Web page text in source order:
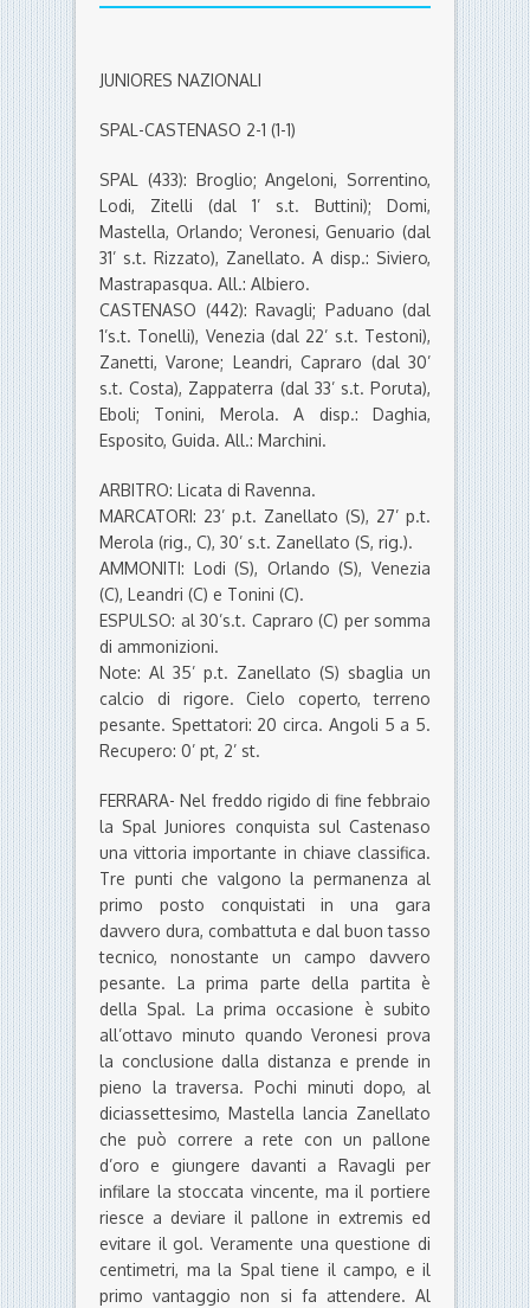
JUNIORES NAZIONALI
SPAL-CASTENASO 2-1 (1-1)
SPAL (433): Broglio; Angeloni, Sorrentino,
Lodi, Zitelli (dal 1’ s.t. Buttini); Domi,
Mastella, Orlando; Veronesi, Genuario (dal
31’ s.t. Rizzato), Zanellato. A disp.: Siviero,
Mastrapasqua. All.: Albiero.
CASTENASO (442): Ravagli; Paduano (dal
1’s.t. Tonelli), Venezia (dal 22’ s.t. Testoni),
Zanetti, Varone; Leandri, Capraro (dal 30’
s.t. Costa), Zappaterra (dal 33’ s.t. Poruta),
Eboli; Tonini, Merola. A disp.: Daghia,
Esposito, Guida. All.: Marchini.
ARBITRO: Licata di Ravenna.
MARCATORI: 23’ p.t. Zanellato (S), 27’ p.t.
Merola (rig., C), 30’ s.t. Zanellato (S, rig.).
AMMONITI: Lodi (S), Orlando (S), Venezia
(C), Leandri (C) e Tonini (C).
ESPULSO: al 30’s.t. Capraro (C) per somma
di ammonizioni.
Note: Al 35’ p.t. Zanellato (S) sbaglia un
calcio di rigore. Cielo coperto, terreno
pesante. Spettatori: 20 circa. Angoli 5 a 5.
Recupero: 0’ pt, 2’ st.
FERRARA- Nel freddo rigido di fine febbraio
la Spal Juniores conquista sul Castenaso
una vittoria importante in chiave classifica.
Tre punti che valgono la permanenza al
primo posto conquistati in una gara
davvero dura, combattuta e dal buon tasso
tecnico, nonostante un campo davvero
pesante. La prima parte della partita è
della Spal. La prima occasione è subito
all’ottavo minuto quando Veronesi prova
la conclusione dalla distanza e prende in
pieno la traversa. Pochi minuti dopo, al
diciassettesimo, Mastella lancia Zanellato
che può correre a rete con un pallone
d’oro e giungere davanti a Ravagli per
infilare la stoccata vincente, ma il portiere
riesce a deviare il pallone in extremis ed
evitare il gol. Veramente una questione di
centimetri, ma la Spal tiene il campo, e il
primo vantaggio non si fa attendere. Al